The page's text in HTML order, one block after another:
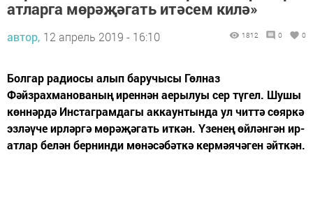
атларга мөрәҗәгать итәсем килә»
автор, 12 апрель 2019 - 16:10 1812 0 0
Болгар радиосы алып баручысы Гөлназ
Фәйзрахманованың иреннән аерылуы сер түгел. Шушы
көннәрдә Инстаграмдагы аккаунтында ул читтә сөяркә
эзләүче ирләргә мөрәҗәгать иткән. Үзенең өйләнгән ир-
атлар белән бернинди мөнәсәбәткә кермәячәген әйткән.